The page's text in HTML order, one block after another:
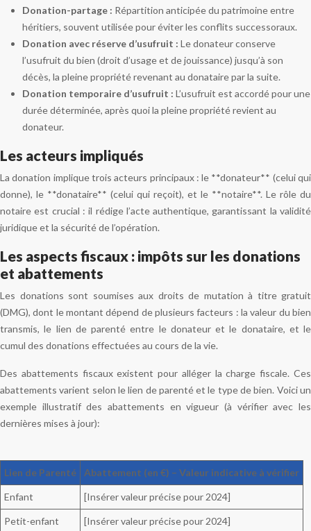
Donation-partage : Répartition anticipée du patrimoine entre
héritiers, souvent utilisée pour éviter les conflits successoraux.
Donation avec réserve d’usufruit : Le donateur conserve
l’usufruit du bien (droit d’usage et de jouissance) jusqu’à son
décès, la pleine propriété revenant au donataire par la suite.
Donation temporaire d’usufruit : L’usufruit est accordé pour une
durée déterminée, après quoi la pleine propriété revient au
donateur.
Les acteurs impliqués
La donation implique trois acteurs principaux : le **donateur** (celui qui
donne), le **donataire** (celui qui reçoit), et le **notaire**. Le rôle du
notaire est crucial : il rédige l’acte authentique, garantissant la validité
juridique et la sécurité de l’opération.
Les aspects fiscaux : impôts sur les donations
et abattements
Les donations sont soumises aux droits de mutation à titre gratuit
(DMG), dont le montant dépend de plusieurs facteurs : la valeur du bien
transmis, le lien de parenté entre le donateur et le donataire, et le
cumul des donations effectuées au cours de la vie.
Des abattements fiscaux existent pour alléger la charge fiscale. Ces
abattements varient selon le lien de parenté et le type de bien. Voici un
exemple illustratif des abattements en vigueur (à vérifier avec les
dernières mises à jour):
Lien de Parenté Abattement (en €) – Valeur indicative à vérifier
Enfant [Insérer valeur précise pour 2024]
Petit-enfant [Insérer valeur précise pour 2024]